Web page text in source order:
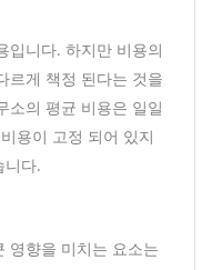
입니다. 하지만 비용의
르게 책정 된다는 것을
소의 평균 비용은 일일
용이 고정 되어 있지
니다.
영향을 미치는 요소는